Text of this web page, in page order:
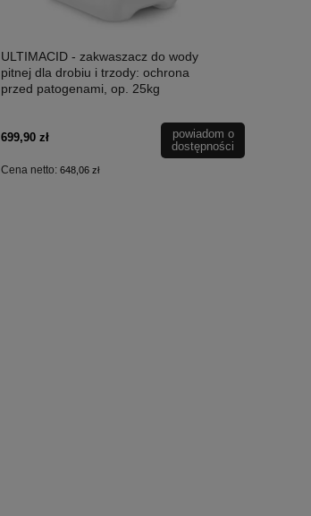
ULTIMACID - zakwaszacz do wody
pitnej dla drobiu i trzody: ochrona
przed patogenami, op. 25kg
699,90 zł
Cena netto: 648,06 zł
powiadom o
dostępności